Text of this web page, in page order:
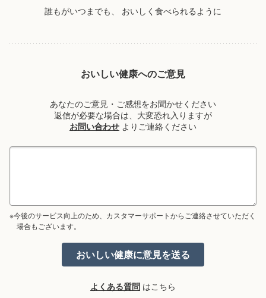
誰もがいつまでも、 おいしく食べられるように
おいしい健康へのご意見
あなたのご意見・ご感想をお聞かせください
返信が必要な場合は、大変恐れ入りますが
お問い合わせ よりご連絡ください
※今後のサービス向上のため、カスタマーサポートからご連絡させていただく
場合もございます。
よくある質問 はこちら